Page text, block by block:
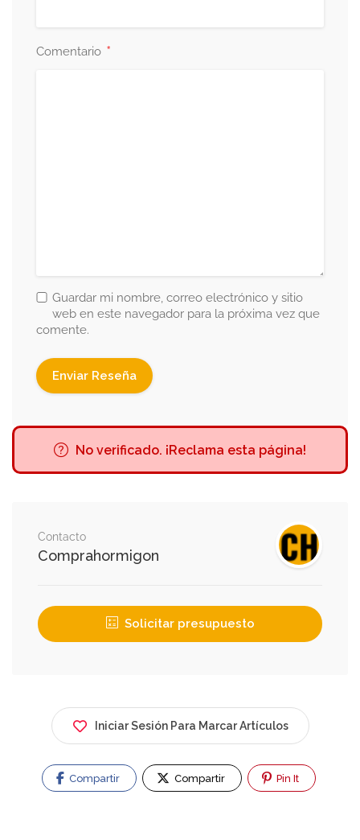
Comentario *
Guardar mi nombre, correo electrónico y sitio
web en este navegador para la próxima vez que
comente.
No verificado. ¡Reclama esta página!
Contacto
Comprahormigon
Solicitar presupuesto
Iniciar Sesión Para Marcar Artículos
Compartir Compartir Pin It